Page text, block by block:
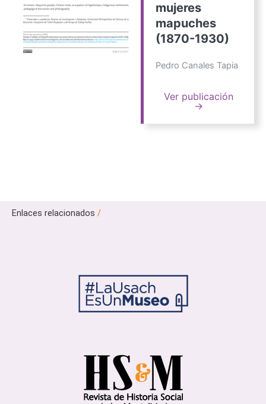
mujeres
mapuches
(1870-1930)
Pedro Canales Tapia
Ver publicación
→
Enlaces relacionados /